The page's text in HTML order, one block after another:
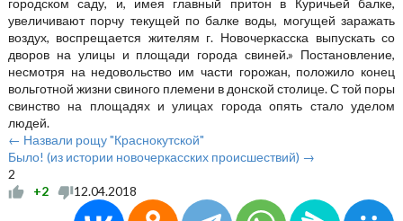
городском саду, и, имея главный притон в Куричьей балке,
увеличивают порчу текущей по балке воды, могущей заражать
воздух, воспрещается жителям г. Новочеркасска выпускать со
дворов на улицы и площади города свиней.» Постановление,
несмотря на недовольство им части горожан, положило конец
вольготной жизни свиного племени в донской столице. С той поры
свинство на площадях и улицах города опять стало уделом
людей.
← Назвали рощу "Краснокутской"
Было! (из истории новочеркасских происшествий) →
2
+2
12.04.2018